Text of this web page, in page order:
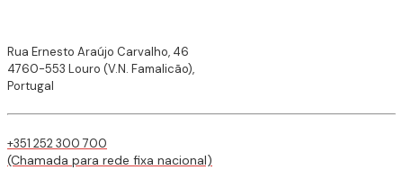
Rua Ernesto Araújo Carvalho, 46
4760-553 Louro (V.N. Famalicão),
Portugal
+351 252 300 700
(Chamada para rede fixa nacional)